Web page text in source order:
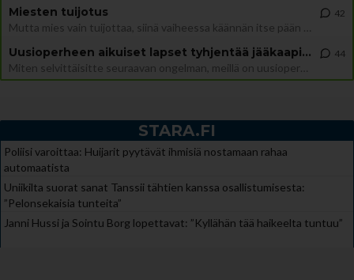
Miesten tuijotus 42
Uusioperheen aikuiset lapset tyhjentää jääkaapin käydessään 44
STARA.FI
Poliisi varoittaa: Huijarit pyytävät ihmisiä nostamaan rahaa
automaatista
Uniikilta suorat sanat Tanssii tähtien kanssa osallistumisesta:
”Pelonsekaisia tunteita”
Janni Hussi ja Sointu Borg lopettavat: ”Kyllähän tää haikeelta tuntuu”